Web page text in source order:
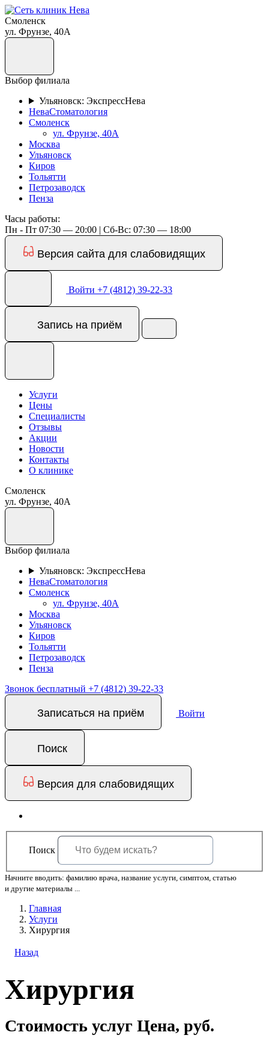
Смоленск
ул. Фрунзе, 40А
Выбор филиала
Ульяновск: ЭкспрессНева
НеваСтоматология
Смоленск
ул. Фрунзе, 40А
Москва
Ульяновск
Киров
Тольятти
Петрозаводск
Пенза
Часы работы:
Пн - Пт 07:30 — 20:00 | Cб-Вс: 07:30 — 18:00
Версия сайта для слабовидящих
Войти +7 (4812) 39-22-33
Запись на приём
Услуги
Цены
Специалисты
Отзывы
Акции
Новости
Контакты
О клинике
Смоленск
ул. Фрунзе, 40А
Выбор филиала
Ульяновск: ЭкспрессНева
НеваСтоматология
Смоленск
ул. Фрунзе, 40А
Москва
Ульяновск
Киров
Тольятти
Петрозаводск
Пенза
Звонок бесплатный +7 (4812) 39-22-33
Записаться на приём Войти
Поиск
Версия для слабовидящих
Поиск
Начните вводить: фамилию врача, название услуги, симптом, статью
и другие материалы ...
Главная
Услуги
Хирургия
Назад
Хирургия
Стоимость услуг Цена, руб.